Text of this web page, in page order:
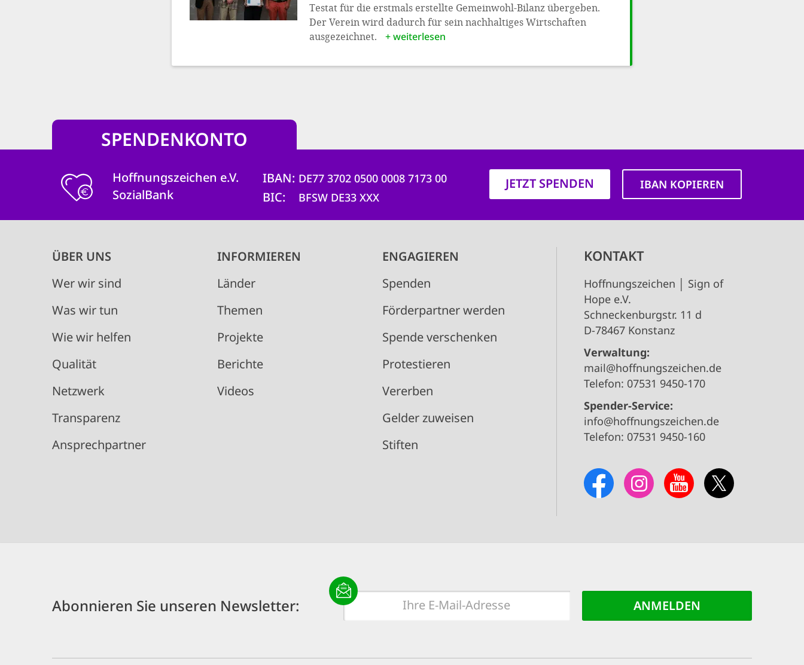
Testat für die erstmals erstellte Gemeinwohl-Bilanz übergeben.
Der Verein wird dadurch für sein nachhaltiges Wirtschaften
ausgezeichnet.
+ weiterlesen
SPENDENKONTO
Hoffnungszeichen e.V.
SozialBank
IBAN DE77 3702 0500 0008 7173 00
BIC BFSW DE33 XXX
JETZT SPENDEN IBAN KOPIEREN
Main
navigation
ÜBER UNS
Wer wir sind
Was wir tun
Wie wir helfen
Qualität
Netzwerk
Transparenz
Ansprechpartner
INFORMIEREN
Länder
Themen
Projekte
Berichte
Videos
ENGAGIEREN
Spenden
Förderpartner werden
Spende verschenken
Protestieren
Vererben
Gelder zuweisen
Stiften
KONTAKT
Hoffnungszeichen │ Sign of
Hope e.V.
Schneckenburgstr. 11 d
D-78467 Konstanz
Verwaltung:
mail@hoffnungszeichen.de
Telefon: 07531 9450-170
Spender-Service:
info@hoffnungszeichen.de
Telefon: 07531 9450-160
Abonnieren Sie unseren Newsletter:
E-
Mail